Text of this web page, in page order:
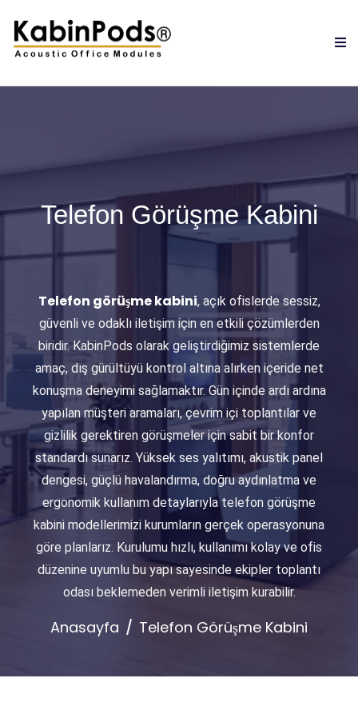
Telefon Görüşme Kabini
Telefon görüşme kabini, açık ofislerde sessiz,
güvenli ve odaklı iletişim için en etkili çözümlerden
biridir. KabinPods olarak geliştirdiğimiz sistemlerde
amaç, dış gürültüyü kontrol altına alırken içeride net
konuşma deneyimi sağlamaktır. Gün içinde ardı ardına
yapılan müşteri aramaları, çevrim içi toplantılar ve
gizlilik gerektiren görüşmeler için sabit bir konfor
standardı sunarız. Yüksek ses yalıtımı, akustik panel
dengesi, güçlü havalandırma, doğru aydınlatma ve
ergonomik kullanım detaylarıyla telefon görüşme
kabini modellerimizi kurumların gerçek operasyonuna
göre planlarız. Kurulumu hızlı, kullanımı kolay ve ofis
düzenine uyumlu bu yapı sayesinde ekipler toplantı
odası beklemeden verimli iletişim kurabilir.
Anasayfa Telefon Görüşme Kabini